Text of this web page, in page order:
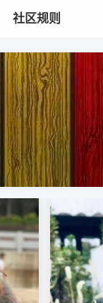
社区规则